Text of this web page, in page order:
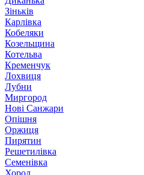
Зіньків
Карлівка
Кобеляки
Козельщина
Котельва
Кременчук
Лохвиця
Лубни
Миргород
Нові Санжари
Опішня
Оржиця
Пирятин
Решетилівка
Семенівка
Хорол